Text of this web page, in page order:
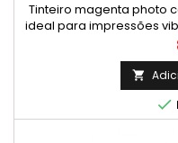
Tinteiro magenta photo
ideal para impressões
Magenta

